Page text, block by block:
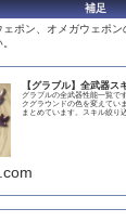
補足
ポン、オメガウェポ
【グラブル】全武器
グラブルの全武器性能一覧で
クグラウンドの色を変えてい
まとめています。スキル絞り